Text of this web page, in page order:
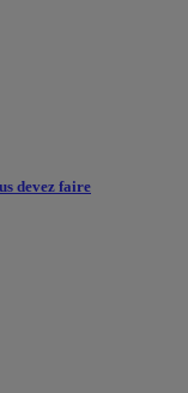
devez faire